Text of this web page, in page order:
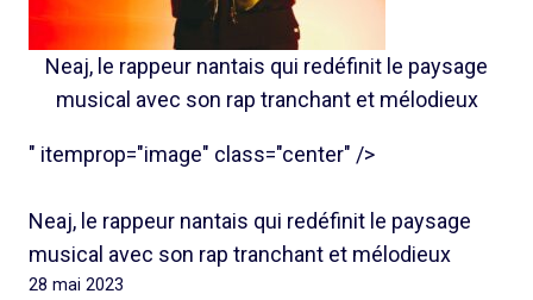
Neaj, le rappeur nantais qui redéfinit le paysage
musical avec son rap tranchant et mélodieux
" itemprop="image" class="center" />
Neaj, le rappeur nantais qui redéfinit le paysage
musical avec son rap tranchant et mélodieux
28 mai 2023